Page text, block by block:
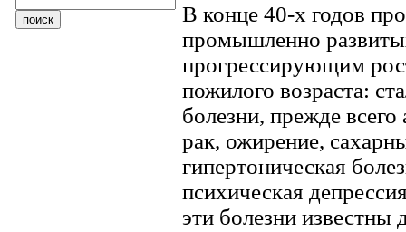
В конце 40-х годов
промышленно
прогрессирующим
пожилого возраста:
болезни, прежде
рак, ожирение,
гипертоническая
психическая
эти болезни известны